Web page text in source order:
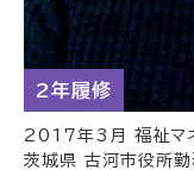
2年履修
2017年3月 福祉マ
茨城県 古河市役所勤